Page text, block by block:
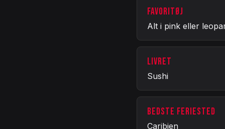
FAVORITØJ
Alt i pink eller
LIVRET
Sushi
BEDSTE FERIESTED
Caribien